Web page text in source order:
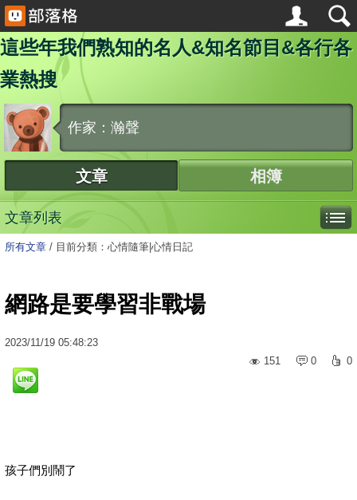
這些年我們熟知的名人&知名節目&各行各
業熱搜
作家：瀚聲
文章 相簿
文章列表
所有文章 / 目前分類：心情隨筆|心情日記
網路是要學習非戰場
2023/11/19 05:48:23
151
0 0
孩子們別鬧了